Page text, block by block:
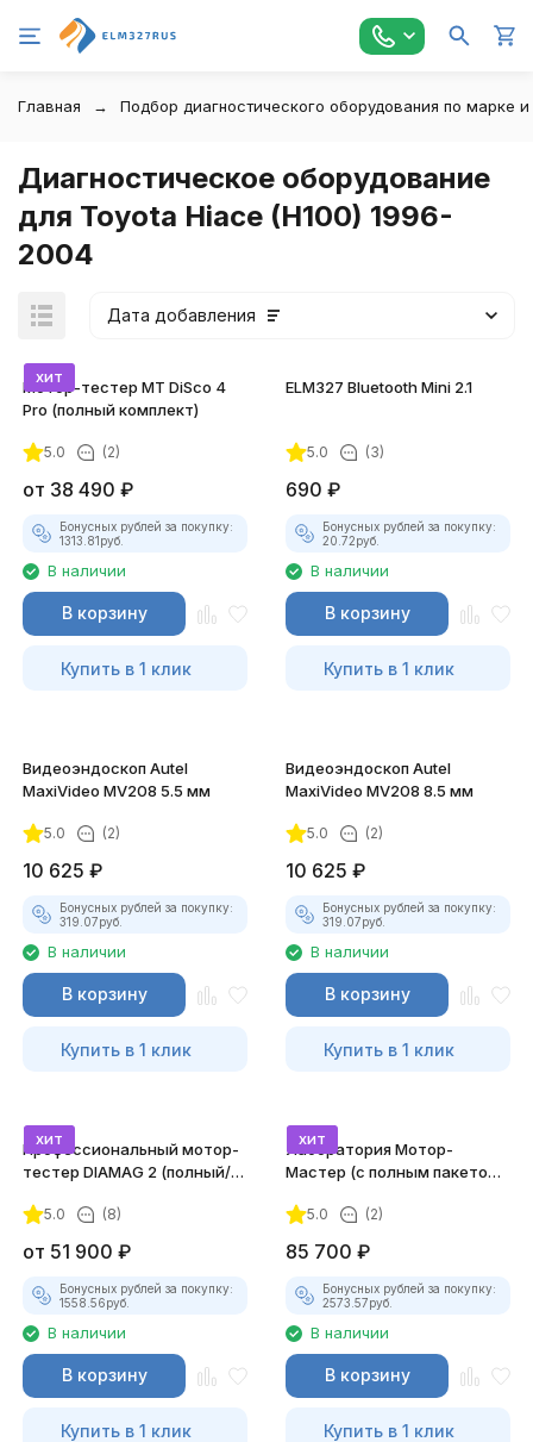
Главная Подбор диагностического оборудования по марке
Диагностическое оборудование
для Toyota Hiace (H100) 1996-
2004
Дата добавления
хит
Мотор-тестер MT DiSco 4
Pro (полный комплект)
5.0 (2)
от 38 490 ₽
Бонусных рублей за покупку:
1313.81руб.
В наличии
В корзину
Купить в 1 клик
ELM327 Bluetooth Mini 2.1
5.0 (3)
690 ₽
Бонусных рублей за покупку:
20.72руб.
В наличии
В корзину
Купить в 1 клик
Видеоэндоскоп Autel
MaxiVideo MV208 5.5 мм
5.0 (2)
10 625 ₽
Бонусных рублей за покупку:
319.07руб.
В наличии
В корзину
Купить в 1 клик
Видеоэндоскоп Autel
MaxiVideo MV208 8.5 мм
5.0 (2)
10 625 ₽
Бонусных рублей за покупку:
319.07руб.
В наличии
В корзину
Купить в 1 клик
хит
Профессиональный мотор-
тестер DIAMAG 2 (полный/
5.0 (8)
от 51 900 ₽
Бонусных рублей за покупку:
1558.56руб.
В наличии
В корзину
Купить в 1 клик
хит
Лаборатория Мотор-
Мастер (с полным пакетом
5.0 (2)
85 700 ₽
Бонусных рублей за покупку:
2573.57руб.
В наличии
В корзину
Купить в 1 клик